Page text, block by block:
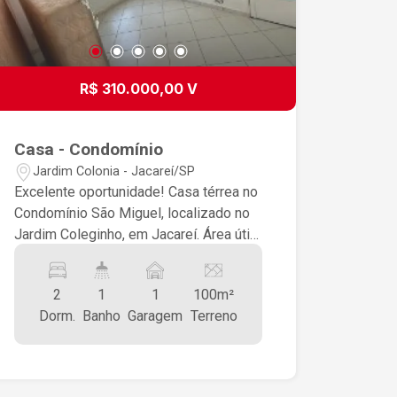
para conviver e receber visitas. Quintal
com Gramado nos Fundos: Um
excelente espaço reservado para o seu
para o seu futuro projeto de área
funcional, otimizando o espaço do dia a
dia. Localização Privilegiada O Jardim
Paraíso é um bairro residencial em
constante valorização em Jacareí, com
fácil acesso a comércios locais,
escolas e principais vias da cidade.
Ideal para quem busca tranquilidade
sem abrir mão da conveniência. Não
perca essa chance! Saia do aluguel ou
R$ 310.000,00 V
Casa - Condomínio
Jardim Colonia - Jacareí/SP
Excelente oportunidade! Casa térrea no
Condomínio São Miguel, localizado no
Jardim Coleginho, em Jacareí. Área útil:
Cozinha Quintal Garagem coberta
Condomínio já incluso a água Imóvel
bem localizado, em condomínio
2
Dorm.
1
Banho
1
Garagem
100m²
Terreno